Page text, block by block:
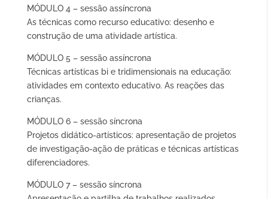
MÓDULO 4 – sessão assíncrona
As técnicas como recurso educativo: desenho e
construção de uma atividade artística.
MÓDULO 5 – sessão assíncrona
Técnicas artísticas bi e tridimensionais na educação:
atividades em contexto educativo. As reações das
crianças.
MÓDULO 6 – sessão síncrona
Projetos didático-artísticos: apresentação de projetos
de investigação-ação de práticas e técnicas artísticas
diferenciadores.
MÓDULO 7 – sessão síncrona